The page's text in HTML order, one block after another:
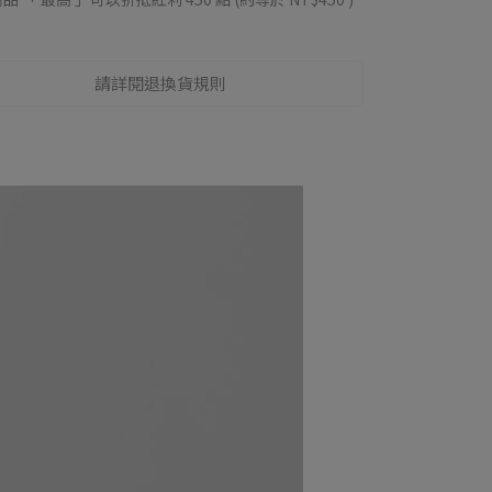
請詳閱退換貨規則